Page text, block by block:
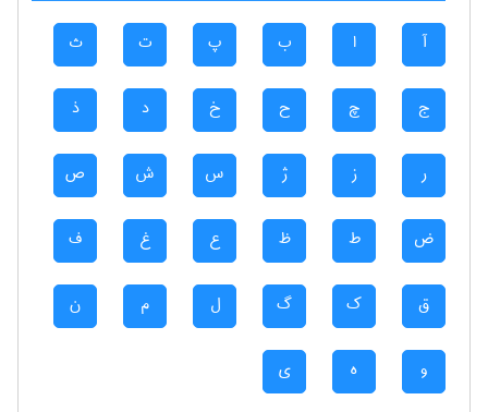
آ ا ب پ ت ث
ج چ ح خ د ذ
ر ز ژ س ش ص
ض ط ظ ع غ ف
ق ک گ ل م ن
و ه ی